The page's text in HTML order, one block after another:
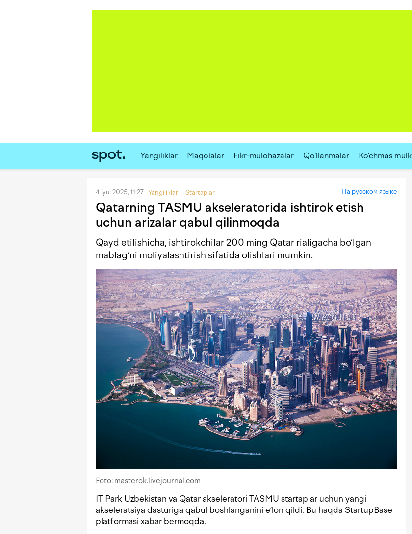
Yangiliklar Maqolalar Fikr-mulohazalar Qo‘llanmalar Ko‘chmas mulk
4 iyul 2025, 11:27 Yangiliklar Startaplar На русском языке
Qatarning TASMU akseleratorida ishtirok etish
uchun arizalar qabul qilinmoqda
Qayd etilishicha, ishtirokchilar 200 ming Qatar rialigacha bo‘lgan
mablag‘ni moliyalashtirish sifatida olishlari mumkin.
Foto: masterok.livejournal.com
IT Park Uzbekistan va Qatar akseleratori TASMU startaplar uchun yangi
akseleratsiya dasturiga qabul boshlanganini e’lon qildi. Bu haqda StartupBase
platformasi xabar bermoqda.